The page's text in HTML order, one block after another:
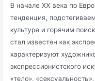
В начале ХХ века по
тенденция,
культуре и горячим
стал известен как
характеризуют
экспрессионистского
«тело»,